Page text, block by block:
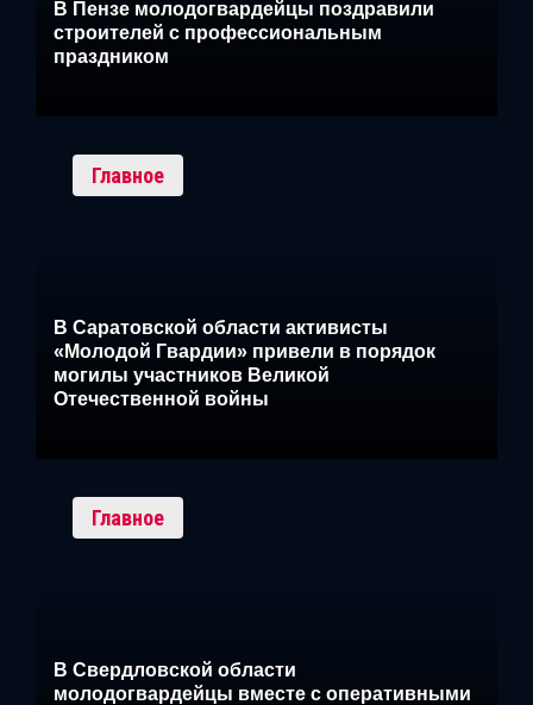
В Пензе молодогвардейцы поздравили
строителей с профессиональным
праздником
Главное
В Саратовской области активисты
«Молодой Гвардии» привели в порядок
могилы участников Великой
Отечественной войны
Главное
В Свердловской области
молодогвардейцы вместе с оперативными